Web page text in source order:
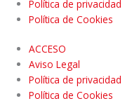
Política de privacidad
Política de Cookies
ACCESO
Aviso Legal
Política de privacidad
Política de Cookies